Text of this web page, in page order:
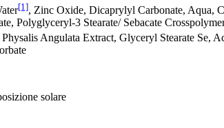
[1], Zinc Oxide, Dicaprylyl Carbonate, Aqua,
Polyglyceryl-3 Stearate/ Sebacate
Angulata Extract, Glyceryl Stearate Se,
solare